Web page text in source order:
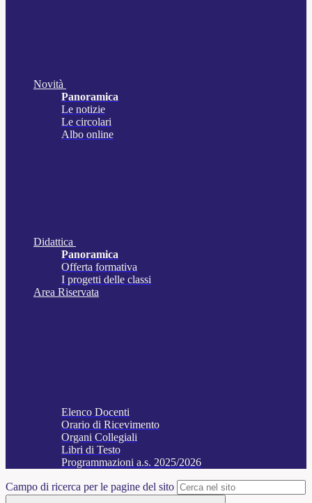
Novità
Panoramica
Le notizie
Le circolari
Albo online
Didattica
Panoramica
Offerta formativa
I progetti delle classi
Area Riservata
Elenco Docenti
Orario di Ricevimento
Organi Collegiali
Libri di Testo
Programmazioni a.s. 2025/2026
Campo di ricerca per le pagine del sito